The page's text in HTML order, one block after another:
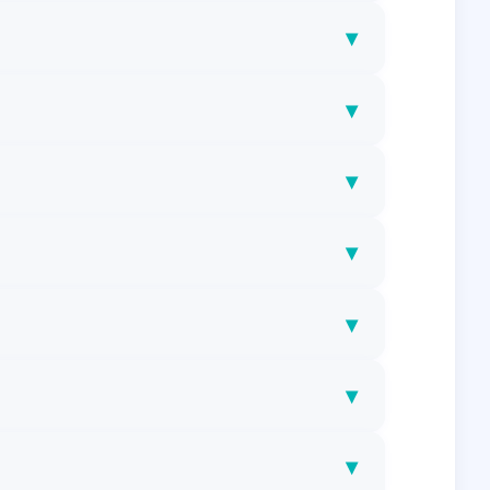
▾
▾
▾
▾
▾
▾
▾